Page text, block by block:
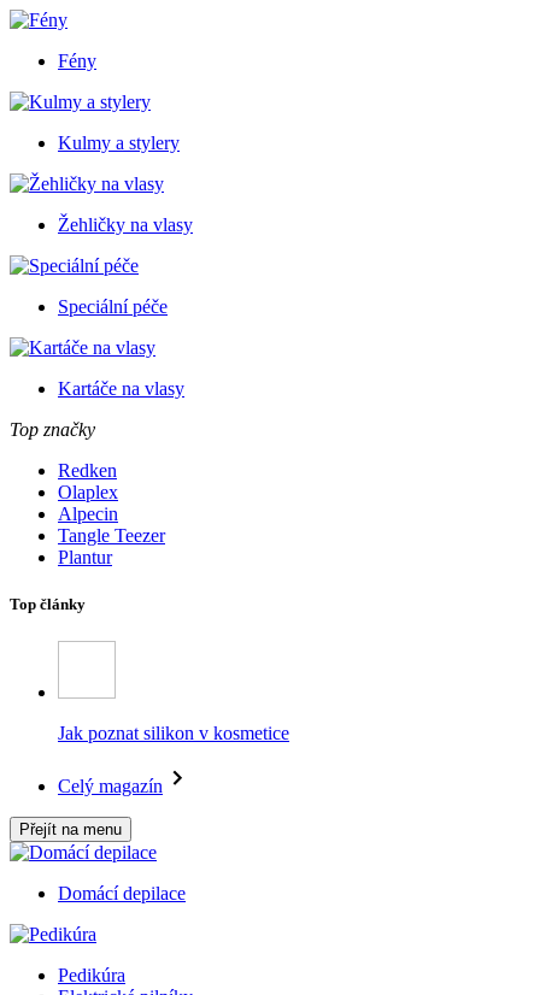
Fény
Kulmy a stylery
Žehličky na vlasy
Speciální péče
Kartáče na vlasy
Top značky
Redken
Olaplex
Alpecin
Tangle Teezer
Plantur
Top články
Jak poznat silikon v kosmetice
Celý magazín
Přejít na menu
Domácí depilace
Pedikúra